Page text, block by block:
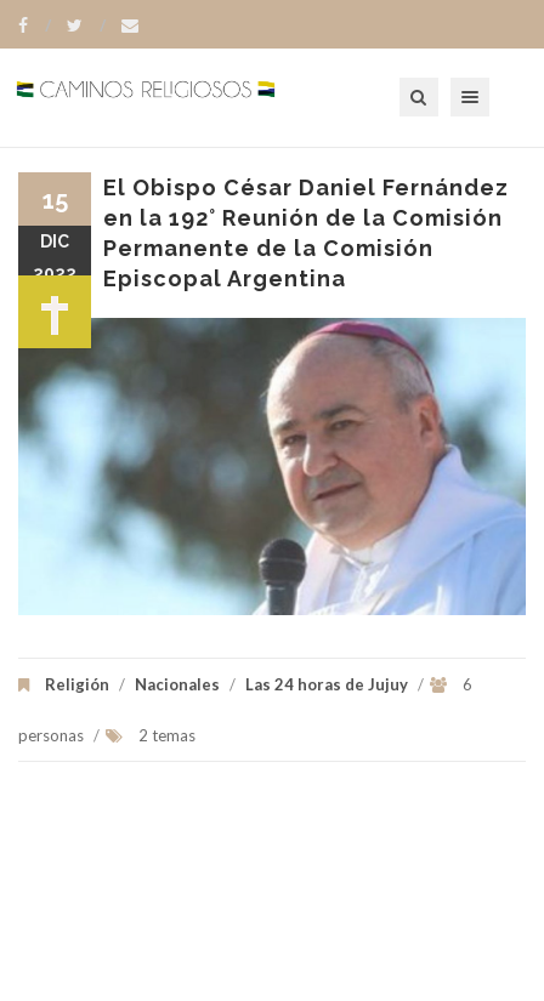
El Obispo César Daniel Fernández
en la 192° Reunión de la Comisión
Permanente de la Comisión
Episcopal Argentina
Religión / Nacionales / Las 24 horas de Jujuy / 6
personas / 2 temas
15
DIC
2022